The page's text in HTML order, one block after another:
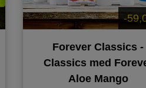
-
Forever Classics -
Classics med
Aloe Mango